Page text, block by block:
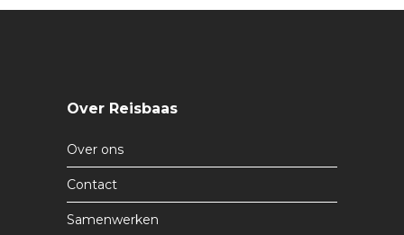
Over Reisbaas
Over ons
Contact
Samenwerken